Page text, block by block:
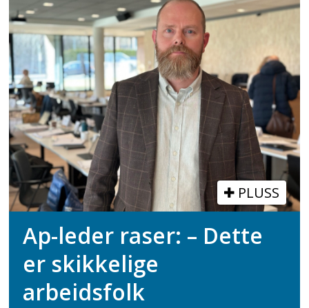
PLUSS
Ap-leder raser: – Dette
er skikkelige
arbeidsfolk